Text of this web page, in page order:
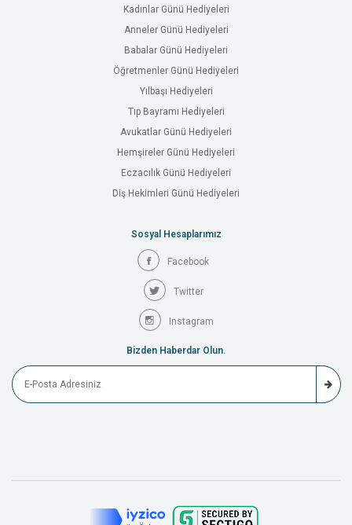
Kadınlar Günü Hediyeleri
Anneler Günü Hediyeleri
Babalar Günü Hediyeleri
Öğretmenler Günü Hediyeleri
Yılbaşı Hediyeleri
Tıp Bayramı Hediyeleri
Avukatlar Günü Hediyeleri
Hemşireler Günü Hediyeleri
Eczacılık Günü Hediyeleri
Diş Hekimleri Günü Hediyeleri
Sosyal Hesaplarımız
Facebook
Twitter
Instagram
Bizden Haberdar Olun.